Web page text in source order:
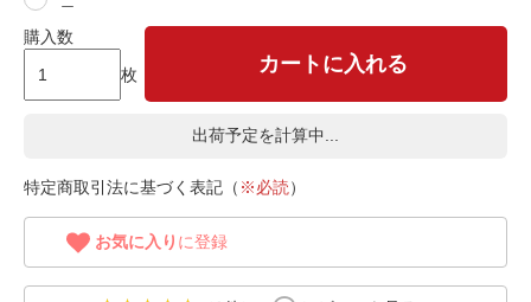
購入数
枚
カートに入れる
出荷予定を計算中...
特定商取引法に基づく表記（ ※必読）
お気に入り に登録